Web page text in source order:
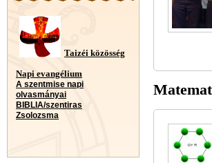
Taizéi közösség
Napi evangélium
A szentmise napi
olvasmányai
BIBLIA/szentiras
Zsolozsma